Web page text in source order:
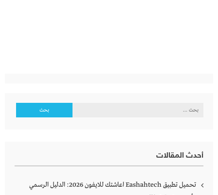
البحث
أحدث المقالات
تحميل تطبيق Eashahtech اعاشتك للايفون 2026: الدليل الرسمي